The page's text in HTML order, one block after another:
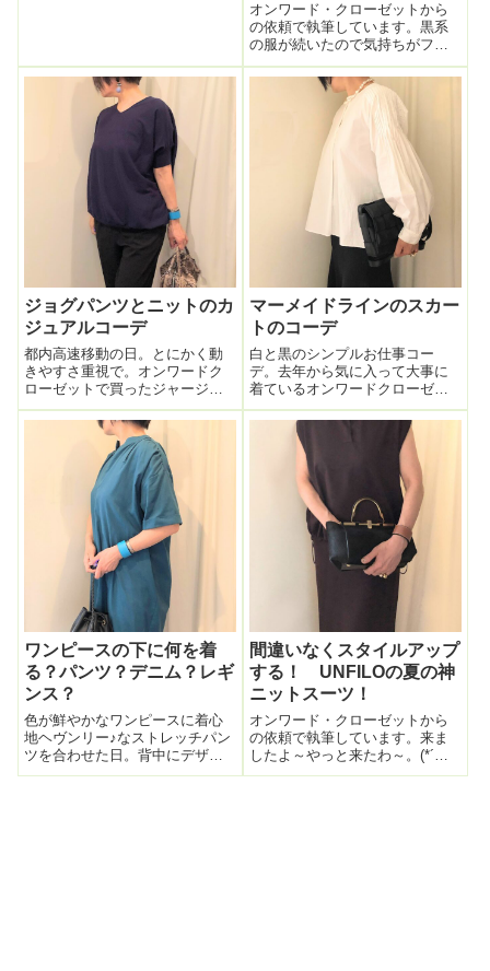
オンワード・クローゼットから
の依頼で執筆しています。黒系
の服が続いたので気持ちがフッ
と明るくなる色が着たいですね
～。最近キレイ色を着ると、身
内・友人・仕事仲間問わず、ま
わりからの評判がすこぶる良
い。年を重ねるほど明るい色着
た方が絶対いい。確...
ジョグパンツとニットのカ
ジュアルコーデ
都内高速移動の日。とにかく動
きやすさ重視で。オンワードク
ローゼットで買ったジャージ素
材のジャグパンツがあまりに履
き心地抜群なので、昨日に引き
続き今日もこれ着るぞぉ！！昨
日はかっちりジャケットお仕事
コーデだった。今日は↓公式サイ
トのイナトモさ...
マーメイドラインのスカー
トのコーデ
白と黒のシンプルお仕事コー
デ。去年から気に入って大事に
着ているオンワードクローゼッ
トのUNFILOのシャツ。今日はIN
せず、オーバーブラウスで着て
みた。裾カットもきれいだし端
部の処理も丁寧に縫製されてい
るのでキレイにオーバー出来
る。さすがの...
ワンピースの下に何を着
る？パンツ？デニム？レギ
ンス？
色が鮮やかなワンピースに着心
地ヘヴンリー♪なストレッチパン
ツを合わせた日。背中にデザイ
ンのポイントがあるワンピー
間違いなくスタイルアップ
する！ UNFILOの夏の神
ニットスーツ！
オンワード・クローゼットから
の依頼で執筆しています。来ま
したよ～やっと来たわ～。(*´▽
｀*) ボトムスのニットタイトス